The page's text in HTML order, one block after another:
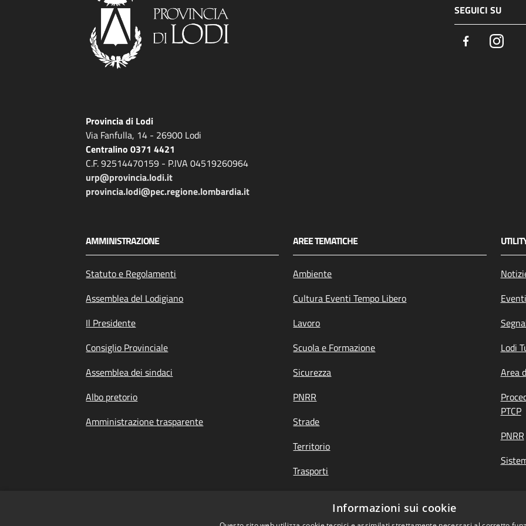
SEGUICI SU
Facebook
Provincia di Lodi
Via Fanfulla, 14 - 26900 Lodi
Centralino 0371 4421
C.F. 92514470159 - P.IVA 04519260964
urp@provincia.lodi.it
provincia.lodi@pec.regione.lombardia.it
AMMINISTRAZIONE
Statuto e Regolamenti
Assemblea del Lodigiano
Il Presidente
Consiglio Provinciale
Assemblea dei sindaci
Albo pretorio
Amministrazione trasparente
AREE TEMATICHE
Ambiente
Cultura Eventi Tempo Libero
Lavoro
Scuola e Formazione
Sicurezza
PNRR
Strade
Territorio
Trasporti
Eventi
Lodi
Area
PTCP
PNRR
Informazioni sui cookie